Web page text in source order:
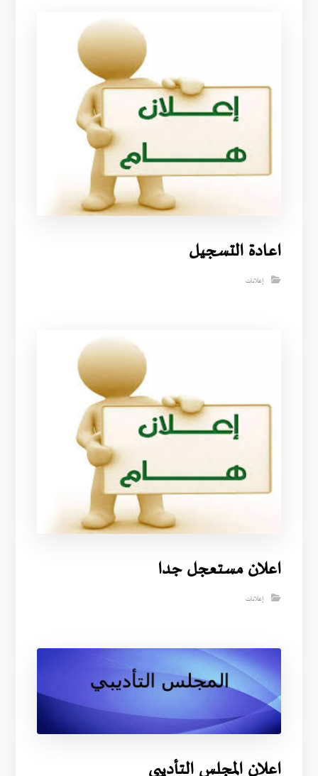
اعادة التسجيل
إعلانات
اعلان مستعجل جدا
إعلانات
اعلان المجلس التأديبي